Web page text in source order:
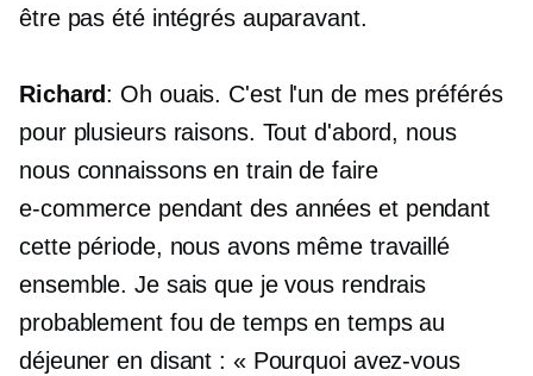
être pas été intégrés auparavant.
Richard: Oh ouais. C'est l'un de mes préférés
pour plusieurs raisons. Tout d'abord, nous
nous connaissons en train de faire
e-commerce pendant des années et pendant
cette période, nous avons même travaillé
ensemble. Je sais que je vous rendrais
probablement fou de temps en temps au
déjeuner en disant : « Pourquoi avez-vous